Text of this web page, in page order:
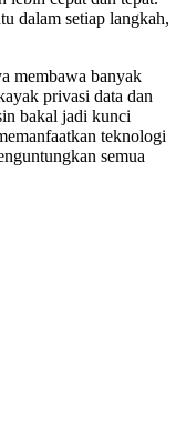
dalam setiap langkah,
membawa banyak
privasi data dan
bakal jadi kunci
teknologi
semua